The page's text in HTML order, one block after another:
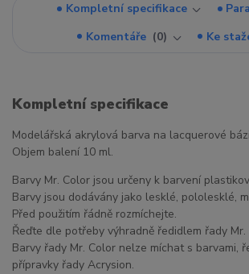
Kompletní specifikace
Komentáře
0 Ke
Kompletní specifikace
Modelářská akrylová barva na lacquerové
Objem balení 10 ml.
Barvy Mr. Color jsou určeny k barvení
Barvy jsou dodávány jako lesklé, pololesklé,
Před použitím řádně rozmíchejte.
Řeďte dle potřeby výhradně ředidlem řady Mr.
Barvy řady Mr. Color nelze míchat s barvami,
přípravky řady Acrysion.